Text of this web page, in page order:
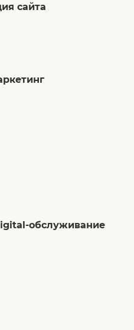
сайта
обслуживание